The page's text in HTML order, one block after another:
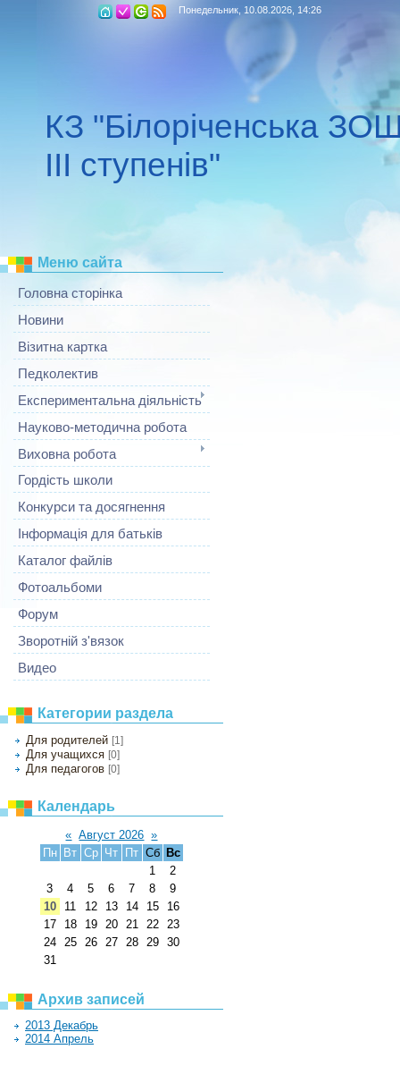
Понедельник, 10.08.2026, 14:26
КЗ "Білоріченська
ІІІ ступенів"
Меню сайта
Головна сторінка
Новини
Візитна картка
Педколектив
Експериментальна діяльність
Науково-методична робота
Виховна робота
Гордість школи
Конкурси та досягнення
Інформація для батьків
Каталог файлів
Фотоальбоми
Форум
Зворотній з'вязок
Видео
Категории раздела
Для родителей [1]
Для учащихся [0]
Для педагогов [0]
Календарь
« Август 2026 »
Пн Вт Ср Чт Пт Сб Вс
1
2
3
4 5 6 7 8
9
10
11 12 13 14 15
16
17
18 19 20 21 22
23
24
25 26 27 28 29 30
31
Архив записей
2013 Декабрь
2014 Апрель